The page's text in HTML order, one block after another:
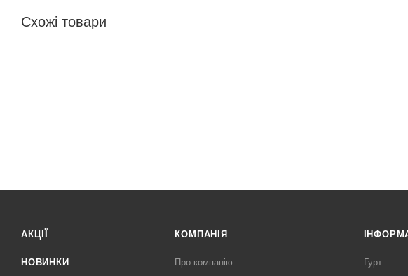
Схожі товари
АКЦІЇ
НОВИНКИ
КОМПАНІЯ
Про компанію
Гурт